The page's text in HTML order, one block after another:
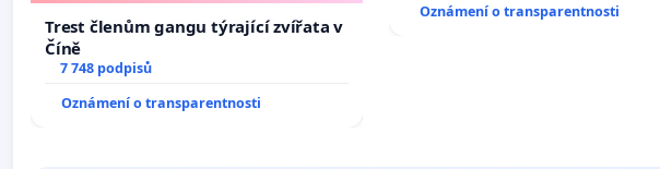
Trest členům gangu týrající zvířata v
Číně
7 748 podpisů
Oznámení o transparentnosti
Oznámení o transparentnosti